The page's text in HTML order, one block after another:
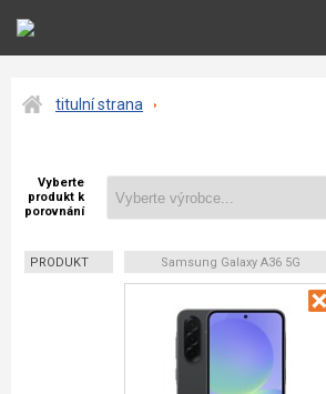
titulní strana
Vyberte
produkt k
porovnání
PRODUKT Samsung Galaxy A36 5G